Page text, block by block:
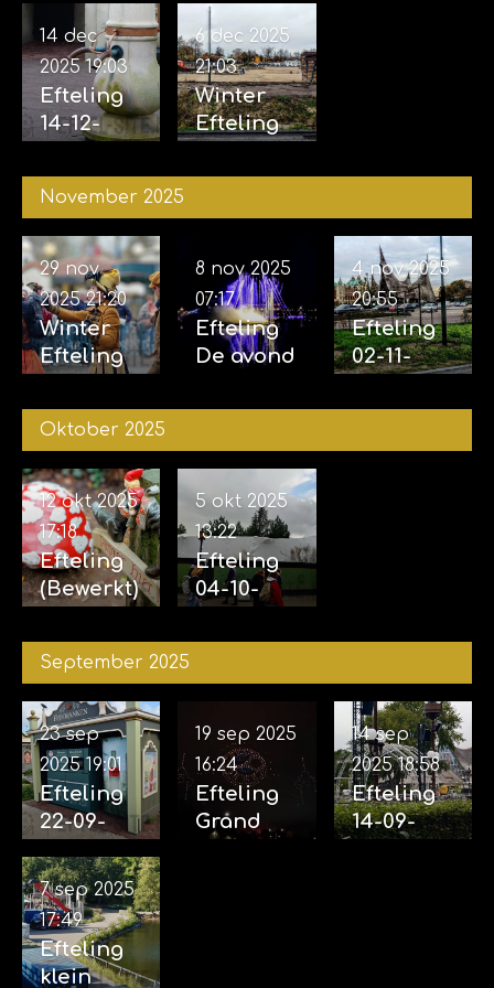
Efteling
14-12-
14 dec
2025 19:03
Winter
Efteling
2025
6 dec 2025
21:03
November 2025
Winter
Efteling
2025
29 nov
2025 21:20
Efteling
De avond
vijf
07-11-2025
8 nov 2025
07:17
Efteling
02-11-
04-11-
4 nov 2025
20:55
Oktober 2025
Efteling
(Bewerkt)
2025
12 okt 2025
17:18
Efteling
04-10-
5 okt 2025
13:22
September 2025
Efteling
22-09-
(incl.
Aankondi
ging
familiem
23 sep
2025 19:01
Efteling
Grand
19 sep 2025
16:24
Efteling
14-09-
14 sep
2025 18:58
Efteling
klein
7 sep 2025
17:49